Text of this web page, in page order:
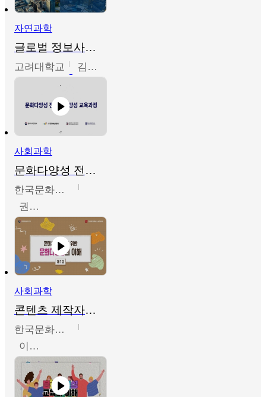
자연과학
글로벌 정보사회와 통계의 창의적 기능
고려대학교 김희영
사회과학
문화다양성 전문인력 양성 기본과정 - 문화다양성의 이해
한국문화예술교육진흥원
권숙인 외 8명
사회과학
콘텐츠 제작자를 위한 문화다양성의 이해
한국문화예술교육진흥원
이성민